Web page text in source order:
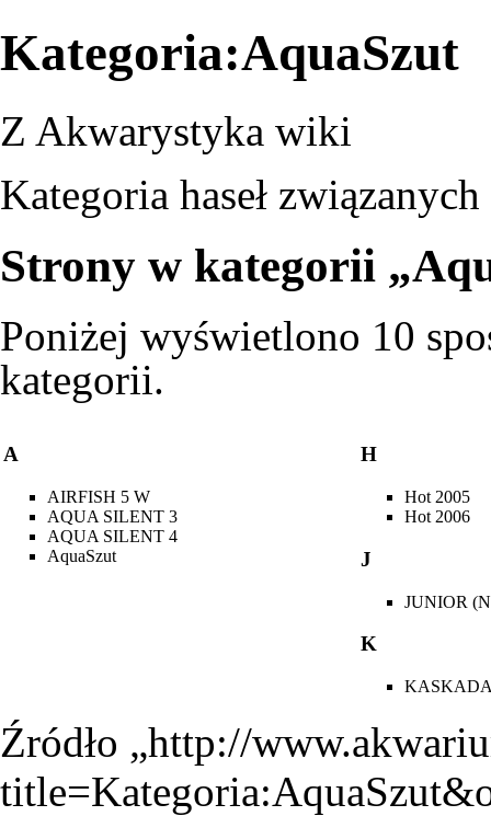
Kategoria:AquaSzut
Z Akwarystyka wiki
Kategoria haseł
Strony w kategorii
Poniżej wyświetlono 10
kategorii.
A
AIRFISH 5 W
AQUA SILENT 3
AQUA SILENT 4
AquaSzut
H
Hot 2005
Hot 2006
J
JUNIOR
K
Źródło „http://